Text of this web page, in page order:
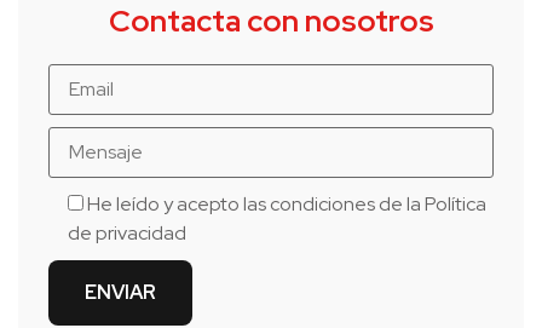
Contacta con nosotros
He leído y acepto las condiciones de laPolítica
de privacidad